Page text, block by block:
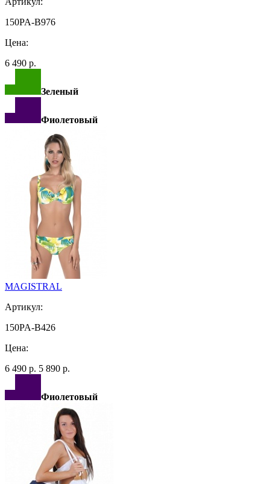
150PA-B976
Цена:
6 490 р.
Зеленый
Фиолетовый
MAGISTRAL
Артикул:
150PA-B426
Цена:
6 490 р. 5 890 р.
Фиолетовый